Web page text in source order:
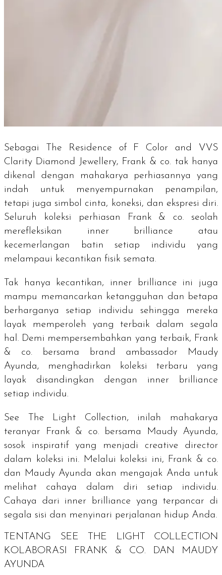
Sebagai
The Residence of F Color and VVS
Clarity Diamond Jewellery, Frank & co. tak hanya
dikenal dengan mahakarya perhiasannya yang
indah untuk menyempurnakan penampilan,
tetapi juga simbol cinta, koneksi, dan ekspresi diri.
Seluruh koleksi perhiasan Frank & co. seolah
merefleksikan inner brilliance atau
kecemerlangan batin setiap individu yang
melampaui kecantikan fisik semata.
Tak hanya kecantikan, inner brilliance ini juga
mampu memancarkan ketangguhan dan betapa
berharganya setiap individu sehingga mereka
layak memperoleh yang terbaik dalam segala
hal. Demi mempersembahkan yang terbaik, Frank
& co. bersama
brand ambassador Maudy
Ayunda, menghadirkan koleksi terbaru yang
layak disandingkan dengan inner brilliance
setiap individu.
See The Light Collection, inilah mahakarya
teranyar Frank & co. bersama Maudy Ayunda,
sosok inspiratif yang menjadi creative director
dalam koleksi ini. Melalui koleksi ini, Frank & co.
dan Maudy Ayunda akan mengajak Anda untuk
melihat cahaya dalam diri setiap individu.
Cahaya dari inner brilliance yang terpancar di
segala sisi dan menyinari perjalanan hidup Anda.
TENTANG SEE THE LIGHT COLLECTION
KOLABORASI FRANK & CO. DAN MAUDY
AYUNDA